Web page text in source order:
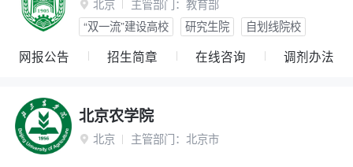
 北京 主管部门： 教育部
“双一流”建设高校
研究生院 自划线院校
网报公告 招生简章 在线咨询 调剂办法
北京农学院
 北京 主管部门： 北京市